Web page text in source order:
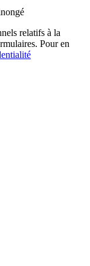
relatifs à la
Pour en